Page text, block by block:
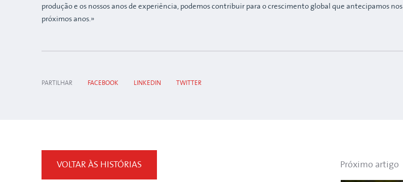
produção e os nossos anos de experiência, podemos contribuir para o crescimento global que antecipamos nos
próximos anos.»
PARTILHAR FACEBOOK LINKEDIN TWITTER
VOLTAR ÀS HISTÓRIAS Próximo artigo